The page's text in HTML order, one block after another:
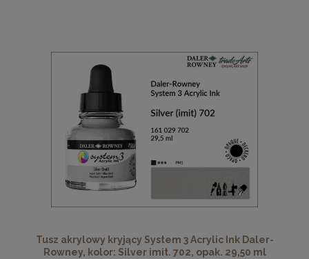
Tusz akrylowy kryjący System 3 Acrylic Ink Daler-
Rowney, kolor: Silver imit. 702, opak. 29,50 ml